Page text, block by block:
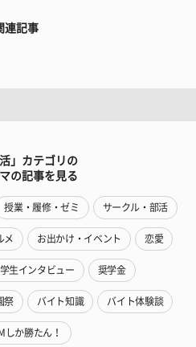
連記事
活」カテゴリの
の記事を見る
授業・履修・ゼミ サークル・部活
メ お出かけ・イベント 恋愛
生インタビュー 奨学金
祭 バイト知識 バイト体験談
しか勝たん！